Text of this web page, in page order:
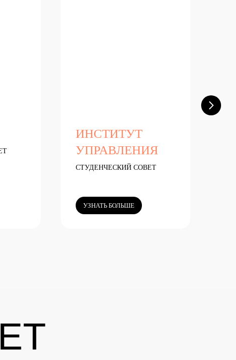
ИНСТИТУТ
УПРАВЛЕНИЯ
СТУДЕНЧЕСКИЙ СОВЕТ
УЗНАТЬ БОЛЬШЕ